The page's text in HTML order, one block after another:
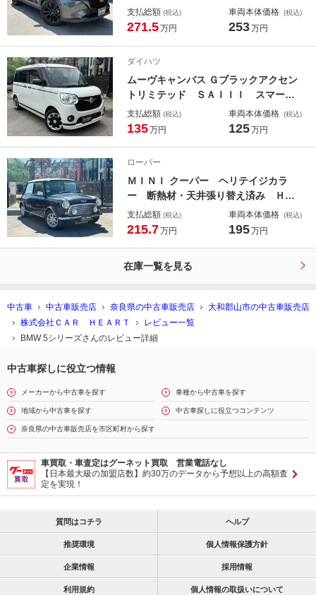
ィスプレイ フルセグ ３６０°カメ
ラ ワイヤレス充電 前後ドラレコ
ーダークルーズ ＨＵＤ ＢＭＳ Ｅ
ＴＣ
支払総額 (税込)
271.5万円
車両本体価格 (税込)
253万円
ダイハツ
ムーヴキャンバス Ｇブラックアクセン
トリミテッド ＳＡＩＩＩ スマート
アシスト 両側パワースライドドア
ナビ＆フルセグＴＶ ３６０°カメラ
スタート スマートキー
支払総額 (税込)
135万円
車両本体価格 (税込)
125万円
ローバー
ＭＩＮＩ クーパー ヘリテイジカラ
ー 断熱材・天井張り替え済み Ｈ１
２～１４・Ｈ１６～２６・Ｈ２８～Ｒ
２・Ｒ４年整備記録 新品リアエンブ
支払総額 (税込)
215.7万円
車両本体価格 (税込)
195万円
在庫一覧を見る
中古車 中古車販売店 奈良県の中古車販売店
大和郡山市の中古車販売店
株式会社ＣＡＲ ＨＥＡＲＴ
レビュー一覧
BMW 5シリーズさんのレビュー詳細
中古車探しに役立つ情報
メーカーから中古車を探す 車種から中古車を探す
地域から中古車を探す 中古車探しに役立つコンテンツ
奈良県の中古車販売店を市区町村から探す
車買取・車査定はグーネット買取 営業電話なし
【日本最大級の加盟店数】約30万のデータから予想以上の高額査
定を実現！
質問はコチラ ヘルプ
推奨環境 個人情報保護方針
企業情報 採用情報
利用規約 個人情報の取扱いについて